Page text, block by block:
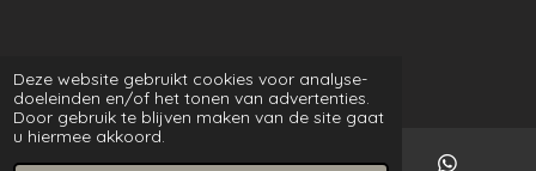
Deze website gebruikt cookies voor analyse-
doeleinden en/of het tonen van advertenties.
Door gebruik te blijven maken van de site gaat
u hiermee akkoord.